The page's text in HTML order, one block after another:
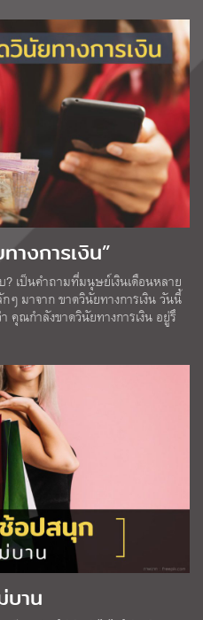
งการเงิน”
เป็นคำถามที่มนุษย์เงินเดือนหลาย
ๆ มาจาก ขาดวินัยทางการเงิน วันนี้
คุณกำลังขาดวินัยทางการเงิน อยู่รึ
บาน